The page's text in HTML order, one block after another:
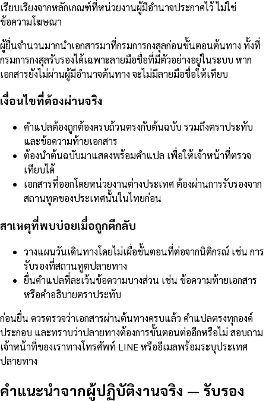
เรียบเรียงจากหลักเกณฑ์ที่หน่วยงานผู้มีอำนาจประกาศไว้ ไม่ใช่
ข้อความโฆษณา
ผู้ยื่นจำนวนมากนำเอกสารมาที่กรมการกงสุลก่อนขั้นตอนต้นทาง ทั้งที่
กรมการกงสุลรับรองได้เฉพาะลายมือชื่อที่มีตัวอย่างอยู่ในระบบ หาก
เอกสารยังไม่ผ่านผู้มีอำนาจต้นทาง จะไม่มีลายมือชื่อให้เทียบ
เงื่อนไขที่ต้องผ่านจริง
คำแปลต้องถูกต้องครบถ้วนตรงกับต้นฉบับ รวมถึงตราประทับ
และข้อความท้ายเอกสาร
ต้องนำต้นฉบับมาแสดงพร้อมคำแปล เพื่อให้เจ้าหน้าที่ตรวจ
เทียบได้
เอกสารที่ออกโดยหน่วยงานต่างประเทศ ต้องผ่านการรับรองจาก
สถานทูตของประเทศนั้นในไทยก่อน
สาเหตุที่พบบ่อยเมื่อถูกตีกลับ
วางแผนวันเดินทางโดยไม่เผื่อขั้นตอนที่ต่อจากนิติกรณ์ เช่น การ
รับรองที่สถานทูตปลายทาง
ยื่นคำแปลที่ละเว้นข้อความบางส่วน เช่น ข้อความท้ายเอกสาร
หรือคำอธิบายตราประทับ
ก่อนยื่น ควรตรวจว่าเอกสารผ่านต้นทางครบแล้ว คำแปลตรงทุกองค์
ประกอบ และทราบว่าปลายทางต้องการขั้นตอนต่ออีกหรือไม่ สอบถาม
เจ้าหน้าที่ของเราทางโทรศัพท์ LINE หรืออีเมลพร้อมระบุประเทศ
ปลายทาง
คำแนะนำจากผู้ปฏิบัติงานจริง — รับรอง